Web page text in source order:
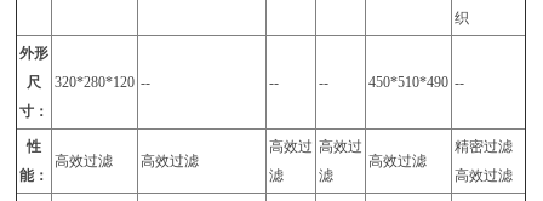
织
外形
尺
寸：
320*280*120 -- -- -- 450*510*490 --
性
能：
高效过滤 高效过滤
高效过
滤
高效过
滤
高效过滤
精密过滤
高效过滤